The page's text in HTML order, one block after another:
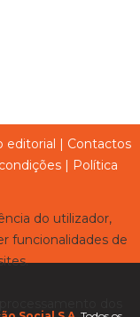
editorial | Contactos
| Política
do utilizador,
funcionalidades de